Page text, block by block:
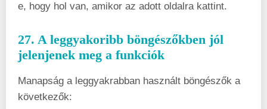
e, hogy hol van, amikor az adott oldalra kattint.
27. A leggyakoribb böngészőkben jól
jelenjenek meg a funkciók
Manapság a leggyakrabban használt böngészők a
következők: